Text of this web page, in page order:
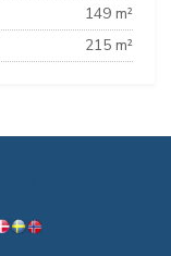
149 m²
215 m²